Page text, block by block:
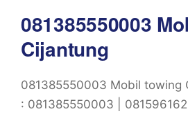
081385550003
Cijantung
081385550003 Mobil towing
: 081385550003 |